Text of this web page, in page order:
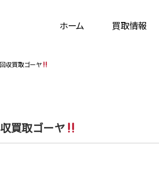
ホーム 買取情報
収買取ゴーヤ
買取ゴーヤ